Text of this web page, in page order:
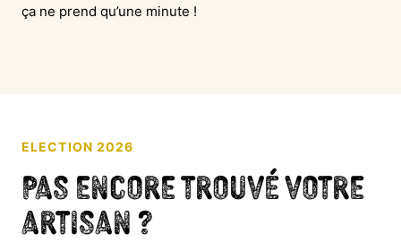
ça ne prend qu’une minute !
ELECTION 2026
Pas encore trouvé votre
artisan ?